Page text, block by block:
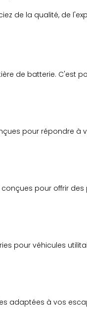
de la qualité, de
de batterie. C'est
pour répondre à
pour offrir
pour véhicules
adaptées à vos